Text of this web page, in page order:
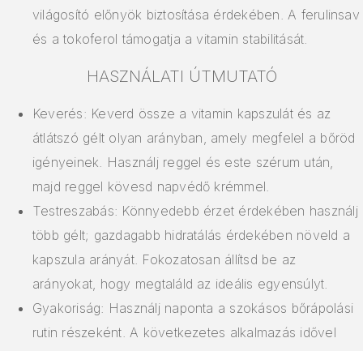
világosító előnyök biztosítása érdekében. A ferulinsav
és a tokoferol támogatja a vitamin stabilitását.
HASZNÁLATI ÚTMUTATÓ
Keverés: Keverd össze a vitamin kapszulát és az
átlátszó gélt olyan arányban, amely megfelel a bőröd
igényeinek. Használj reggel és este szérum után,
majd reggel kövesd napvédő krémmel.
Testreszabás: Könnyedebb érzet érdekében használj
több gélt; gazdagabb hidratálás érdekében növeld a
kapszula arányát. Fokozatosan állítsd be az
arányokat, hogy megtaláld az ideális egyensúlyt.
Gyakoriság: Használj naponta a szokásos bőrápolási
rutin részeként. A következetes alkalmazás idővel